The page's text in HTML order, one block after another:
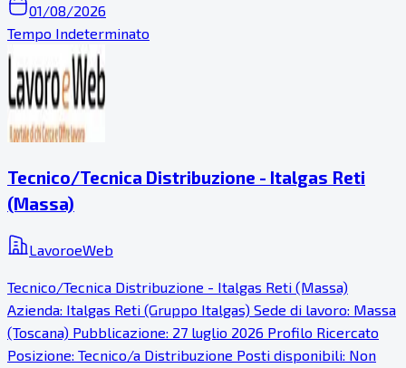
01/08/2026
Tempo Indeterminato
Tecnico/Tecnica Distribuzione - Italgas Reti
(Massa)
LavoroeWeb
Tecnico/Tecnica Distribuzione - Italgas Reti (Massa)
Azienda: Italgas Reti (Gruppo Italgas) Sede di lavoro: Massa
(Toscana) Pubblicazione: 27 luglio 2026 Profilo Ricercato
Posizione: Tecnico/a Distribuzione Posti disponibili: Non